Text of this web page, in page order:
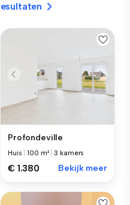
Profondeville
Huis |100 m² |3 kamers
€ 1.380 Bekijk meer